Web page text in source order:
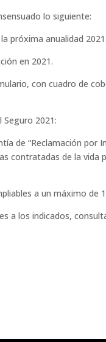
lo siguiente:
próxima anualidad 2021.
en 2021.
con cuadro de
2021:
de “Reclamación por
contratadas de la
a un máximo de
a los indicados,